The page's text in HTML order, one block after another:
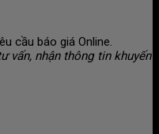
cầu báo giá Online.
vấn, nhận thông tin khuyến